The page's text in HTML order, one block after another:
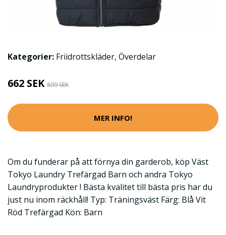
Kategorier: Friidrottskläder, Överdelar
662 SEK 809 SEK
MER INFO!
Om du funderar på att förnya din garderob, köp Väst
Tokyo Laundry Trefärgad Barn och andra Tokyo
Laundryprodukter ! Bästa kvalitet till bästa pris har du
just nu inom räckhåll! Typ: Träningsväst Färg: Blå Vit
Röd Trefärgad Kön: Barn